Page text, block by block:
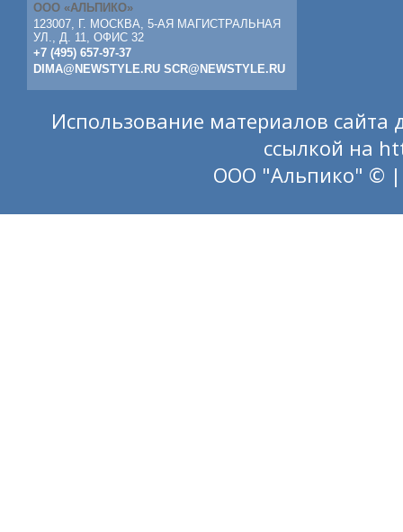
ООО «АЛЬПИКО»
123007, Г. МОСКВА, 5-АЯ МАГИСТРАЛЬНАЯ
УЛ., Д. 11, ОФИС 32
+7 (495) 657-97-37
DIMA@NEWSTYLE.RU SCR@NEWSTYLE.RU
Использование материалов сайта
ссылкой на
ООО "Альпико" © |